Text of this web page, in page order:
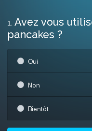
1. Avez vous
pancakes ?
Oui
Non
Bientôt